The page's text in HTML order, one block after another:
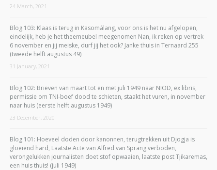
24 March, 2021
Blog 103: Klaas is terug in Kasomálang, voor ons is het nu afgelopen,
eindelijk, heb je het theemeubel meegenomen Nan, ik reken op vertrek
6 november en jij meiske, durf jij het ook? Janke thuis in Ternaard 255
(tweede helft augustus 49)
31 January, 2021
Blog 102: Brieven van maart tot en met juli 1949 naar NIOD, ex libris,
permissie om TNI-boef dood te schieten, staakt het vuren, in november
naar huis (eerste helft augustus 1949)
23 December, 2020
Blog 101: Hoeveel doden door kanonnen, terugtrekken uit Djogja is
gloeiend hard, Laatste Acte van Alfred van Sprang verboden,
verongelukken journalisten doet stof opwaaien, laatste post Tjikaremas,
een huis thuis! (juli 1949)